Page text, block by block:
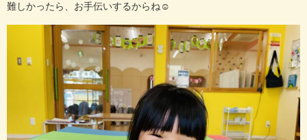
難しかったら、お手伝いするからね☺️